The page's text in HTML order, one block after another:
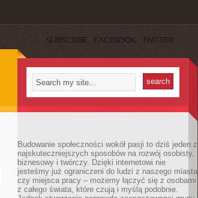
SUBSCRIBE FACEBOOK TWITTER
Budowanie społeczności wokół pasji to dziś jeden z
najskuteczniejszych sposobów na rozwój osobisty,
biznesowy i twórczy. Dzięki internetowi nie
jesteśmy już ograniczeni do ludzi z naszego miasta
czy miejsca pracy – możemy łączyć się z osobami
z całego świata, które czują i myślą podobnie.